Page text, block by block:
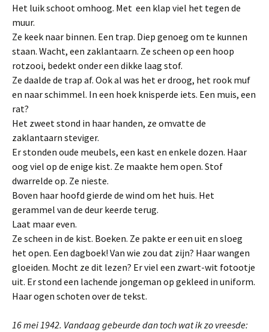
Het luik schoot omhoog. Met een klap viel het tegen de
muur.
Ze keek naar binnen. Een trap. Diep genoeg om te kunnen
staan. Wacht, een zaklantaarn. Ze scheen op een hoop
rotzooi, bedekt onder een dikke laag stof.
Ze daalde de trap af. Ook al was het er droog, het rook muf
en naar schimmel. In een hoek knisperde iets. Een muis, een
rat?
Het zweet stond in haar handen, ze omvatte de
zaklantaarn steviger.
Er stonden oude meubels, een kast en enkele dozen. Haar
oog viel op de enige kist. Ze maakte hem open. Stof
dwarrelde op. Ze nieste.
Boven haar hoofd gierde de wind om het huis. Het
gerammel van de deur keerde terug.
Laat maar even.
Ze scheen in de kist. Boeken. Ze pakte er een uit en sloeg
het open. Een dagboek! Van wie zou dat zijn? Haar wangen
gloeiden. Mocht ze dit lezen? Er viel een zwart-wit fotootje
uit. Er stond een lachende jongeman op gekleed in uniform.
Haar ogen schoten over de tekst.
16 mei 1942. Vandaag gebeurde dan toch wat ik zo vreesde: